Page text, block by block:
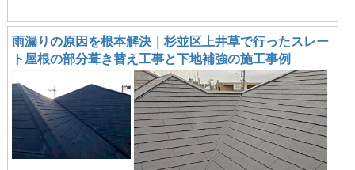
雨漏りの原因を根本解決｜杉並区上井草で行ったスレー
ト屋根の部分葺き替え工事と下地補強の施工事例